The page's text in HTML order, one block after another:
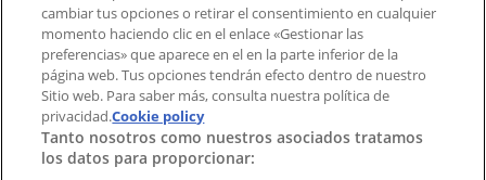
Marcas
Marcas locales
Negocios
Negocios cercanos
Productos
cambiar tus opciones o retirar el consentimiento en cualquier
momento haciendo clic en el enlace «Gestionar las
preferencias» que aparece en el en la parte inferior de la
página web. Tus opciones tendrán efecto dentro de nuestro
Sitio web. Para saber más, consulta nuestra política de
privacidad.Cookie policy
Tanto nosotros como nuestros asociados tratamos
los datos para proporcionar: